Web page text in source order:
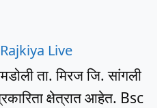
Rajkiya Live
ता. मिरज जि. सांगली
क्षेत्रात आहेत. Bsc